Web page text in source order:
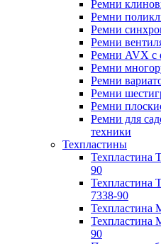
Ремни
Ремни
Ремни
Ремни
Ремни AVX с
Ремни
Ремни
Ремни
Ремни
Ремни для
техники
Техпластины
90
7338-90
90